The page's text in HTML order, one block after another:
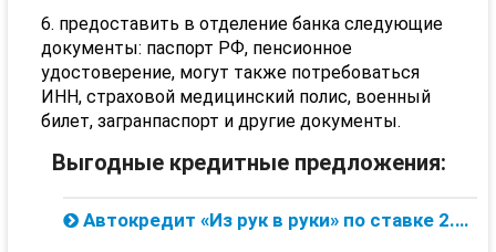
предоставить в отделение банка следующие
документы: паспорт РФ, пенсионное
удостоверение, могут также потребоваться
ИНН, страховой медицинский полис, военный
билет, загранпаспорт и другие документы.
Выгодные кредитные предложения:
Автокредит «Из рук в руки» по ставке 2.64% от Совкомбанка — онлайн заявка